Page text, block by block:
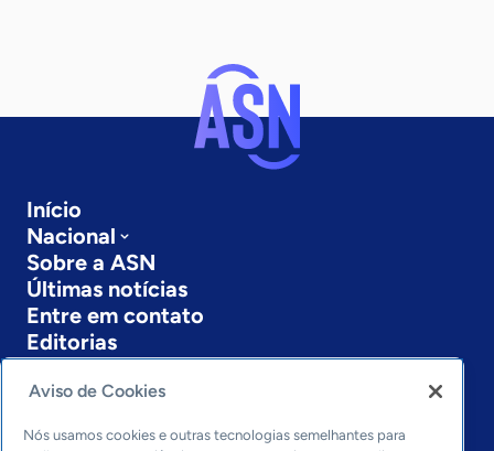
Início
Nacional
Sobre a ASN
Últimas notícias
Entre em contato
Editorias
Economia & Política
Cultura empreendedora
Aviso de Cookies
Nós usamos cookies e outras tecnologias semelhantes para